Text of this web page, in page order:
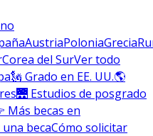
AustriaPoloniaGrecia
Corea del SurVer todo
🗽 Grado en EE. UU.🌎
🌉 Estudios de posgrado
Más becas en
becaCómo solicitar